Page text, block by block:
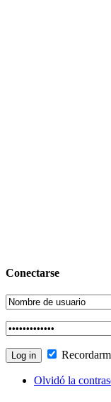
Conectarse
Olvidó la